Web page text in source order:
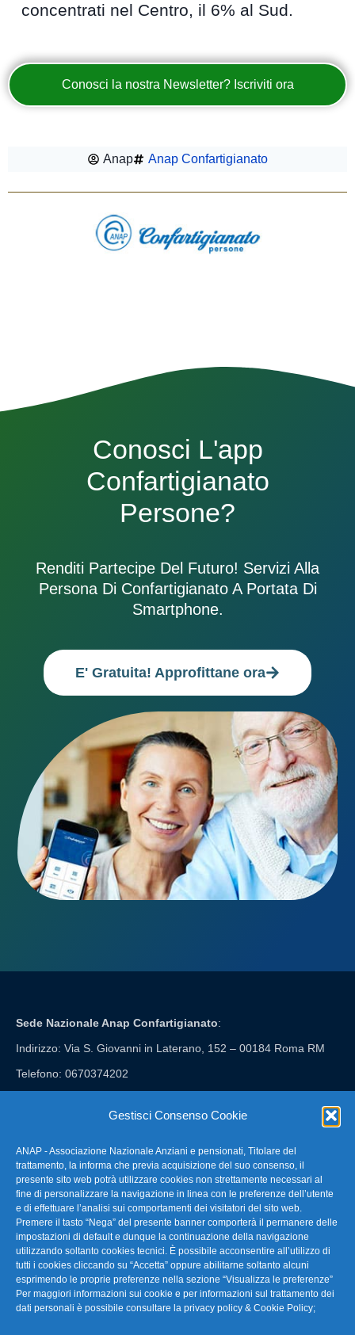
Gestisci Consenso Cookie
ANAP - Associazione Nazionale Anziani e pensionati, Titolare del
trattamento, la informa che previa acquisizione del suo consenso, il
presente sito web potrà utilizzare cookies non strettamente necessari al
fine di personalizzare la navigazione in linea con le preferenze dell’utente
e di effettuare l’analisi sui comportamenti dei visitatori del sito web.
Premere il tasto “Nega” del presente banner comporterà il permanere delle
impostazioni di default e dunque la continuazione della navigazione
utilizzando soltanto cookies tecnici. È possibile acconsentire all’utilizzo di
tutti i cookies cliccando su “Accetta” oppure abilitarne soltanto alcuni
esprimendo le proprie preferenze nella sezione “Visualizza le preferenze”
Per maggiori informazioni sui cookie e per informazioni sul trattamento dei
dati personali è possibile consultare la privacy policy & Cookie Policy;
concentrati nel Centro, il 6% al Sud.
Conosci la nostra Newsletter? Iscriviti ora
Anap Anap Confartigianato
Conosci L'app
Confartigianato
Persone?
Renditi Partecipe Del Futuro! Servizi Alla
Persona Di Confartigianato A Portata Di
Smartphone.
E' Gratuita! Approfittane ora
Sede Nazionale Anap Confartigianato:
Indirizzo: Via S. Giovanni in Laterano, 152 – 00184 Roma RM
Telefono: 0670374202
FAQ – Domande Frequenti
La nostra Newsletter
Link Utili
TG Confartigianato
Privacy & Cookie Policy